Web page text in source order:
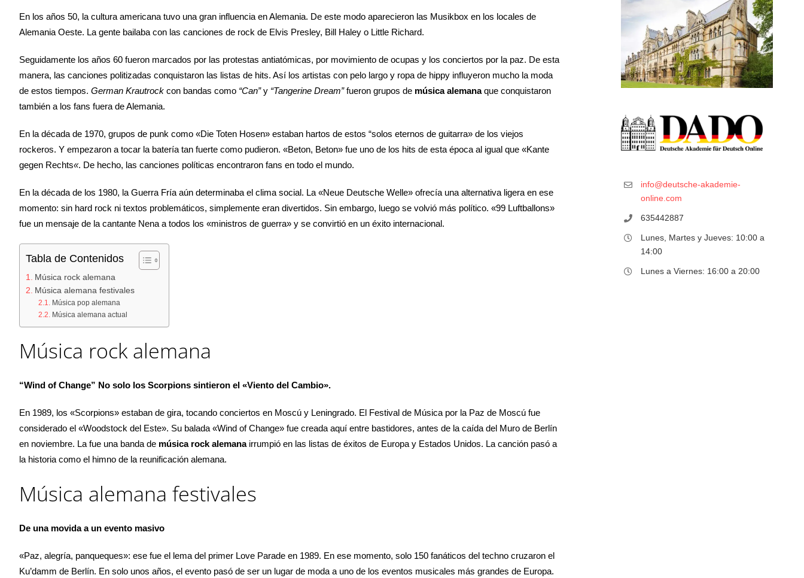
En los años 50, la cultura americana tuvo una gran influencia en Alemania. De este modo aparecieron las Musikbox en los locales de
Alemania Oeste. La gente bailaba con las canciones de rock de Elvis Presley, Bill Haley o Little Richard.
Seguidamente los años 60 fueron marcados por las protestas antiatómicas, por movimiento de ocupas y los conciertos por la paz. De esta
manera, las canciones politizadas conquistaron las listas de hits. Así los artistas con pelo largo y ropa de hippy influyeron mucho la moda
de estos tiempos. German Krautrock con bandas como “Can”y “Tangerine Dream”fueron grupos de música alemanaque conquistaron
también a los fans fuera de Alemania.
En la década de 1970, grupos de punk como «Die Toten Hosen» estaban hartos de estos “solos eternos de guitarra» de los viejos
rockeros. Y empezaron a tocar la batería tan fuerte como pudieron. «Beton, Beton» fue uno de los hits de esta época al igual que «Kante
gegen Rechts«. De hecho, las canciones políticas encontraron fans en todo el mundo.
En la década de los 1980, la Guerra Fría aún determinaba el clima social. La «Neue Deutsche Welle» ofrecía una alternativa ligera en ese
momento: sin hard rock ni textos problemáticos, simplemente eran divertidos. Sin embargo, luego se volvió más político. «99 Luftballons»
fue un mensaje de la cantante Nena a todos los «ministros de guerra» y se convirtió en un éxito internacional.
Tabla de Contenidos
Música rock alemana
Música alemana festivales
Música pop alemana
Música alemana actual
Música rock alemana
“Wind of Change” No solo los Scorpions sintieron el «Viento del Cambio».
En 1989, los «Scorpions» estaban de gira, tocando conciertos en Moscú y Leningrado. El Festival de Música por la Paz de Moscú fue
considerado el «Woodstock del Este». Su balada «Wind of Change» fue creada aquí entre bastidores, antes de la caída del Muro de Berlín
en noviembre. La fue una banda de música rock alemanairrumpió en las listas de éxitos de Europa y Estados Unidos. La canción pasó a
la historia como el himno de la reunificación alemana.
Música alemana festivales
De una movida a un evento masivo
«Paz, alegría, panqueques»: ese fue el lema del primer Love Parade en 1989. En ese momento, solo 150 fanáticos del techno cruzaron el
Ku’damm de Berlín. En solo unos años, el evento pasó de ser un lugar de moda a uno de los eventos musicales más grandes de Europa.
info@deutsche-akademie-
online.com
635442887
Lunes, Martes y Jueves: 10:00 a
14:00
Lunes a Viernes: 16:00 a 20:00